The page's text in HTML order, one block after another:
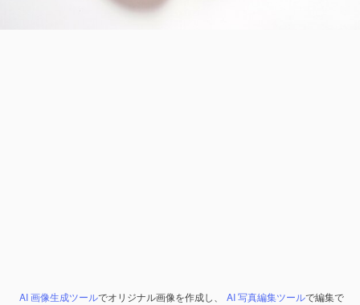
AI 画像生成ツールでオリジナル画像を作成し、 AI 写真編集ツールで編集で